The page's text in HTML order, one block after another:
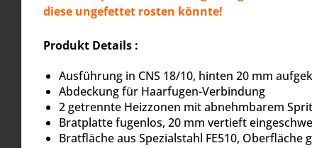
diese ungefettet rosten könnte!
Produkt Details :
Ausführung in CNS 18/10, hinten 20 mm
Abdeckung für Haarfugen-Verbindung
2 getrennte Heizzonen mit abnehmbarem
Bratplatte fugenlos, 20 mm vertieft
Bratfläche aus Spezialstahl FE510,